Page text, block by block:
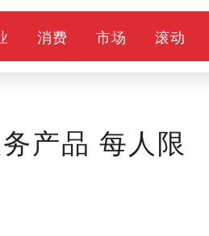
消费 市场 滚动
产品 每人限